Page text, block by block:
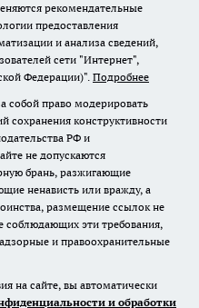
рекомендательные
предоставления
и анализа сведений,
сети "Интернет",
Федерации)". Подробнее
собой право модерировать
сохранения конструктивности
РФ и
не допускаются
брань, разжигающие
ненависть или вражду, а
размещение ссылок не
соблюдающих эти требования,
и правоохранительные
на сайте, вы автоматически
и обработки